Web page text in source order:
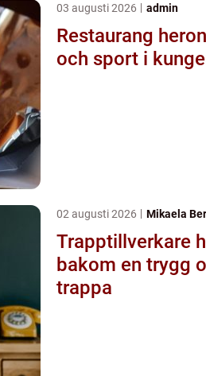
03 augusti 2026 admin
Restaurang heron city
och sport i
02 augusti 2026 Mikaela
Trapptillverkare hantverket
bakom en trygg
trappa